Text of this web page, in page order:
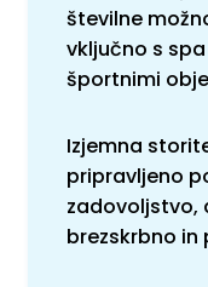
številne
vključno s
športnimi
Izjemna
pripravljeno
zadovoljstvo,
brezskrbno in